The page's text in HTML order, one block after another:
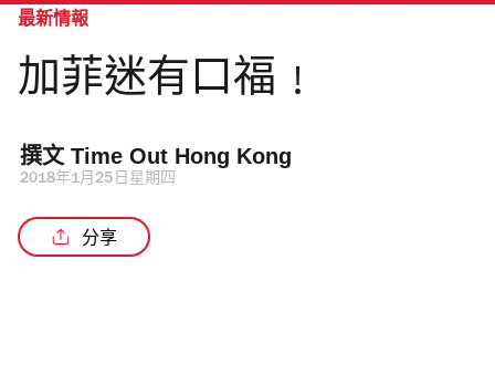
最新情報
加菲迷有口福﹗
撰文 Time Out Hong Kong
2018年1月25日星期四
分享